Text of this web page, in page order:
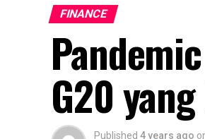
FINANCE
G20
Published 4 years ago